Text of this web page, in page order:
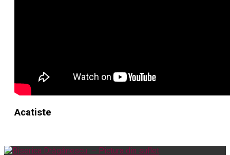
Acatiste